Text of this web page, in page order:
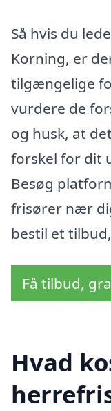
Så hvis du
Korning, er
tilgængelige
vurdere de
og husk, at
forskel for dit
Besøg
frisører nær
bestil et
Få tilbud,
Hvad